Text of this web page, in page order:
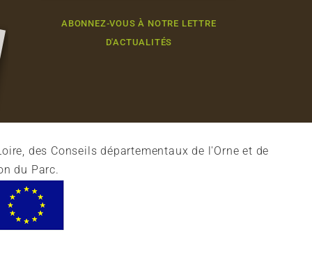
ABONNEZ-VOUS À NOTRE LETTRE
D'ACTUALITÉS
des Conseils départementaux de l'Orne et de
du Parc.